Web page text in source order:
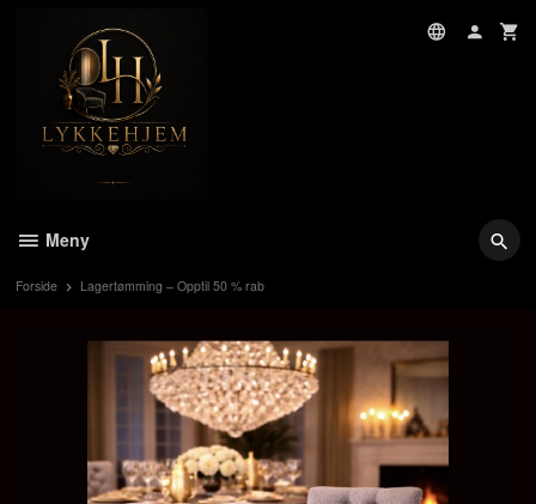
Meny
Forside Lagertømming – Opptil 50 % rab